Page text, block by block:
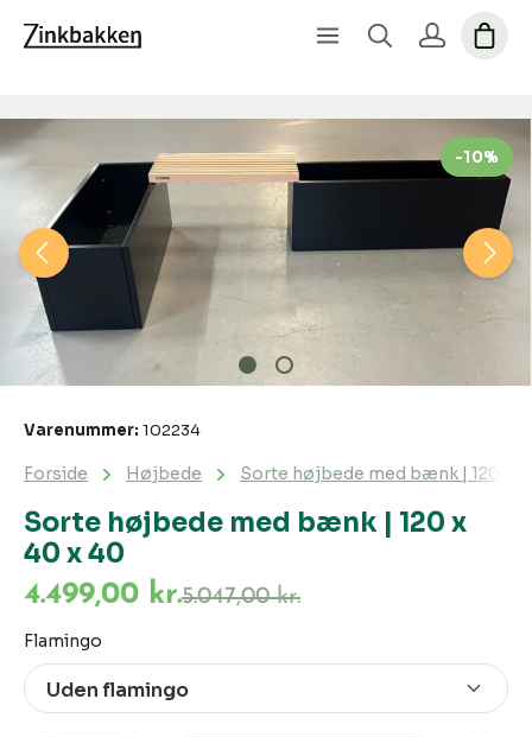
Spring over billedgalleri
-10%
Sorte højbede med bænk | 120 x
40 x 40
Forside Højbede Sorte højbede med bænk | 120 x
Varenummer: 102234
4.499,00 kr.5.047,00 kr.
Vælg
Flamingo